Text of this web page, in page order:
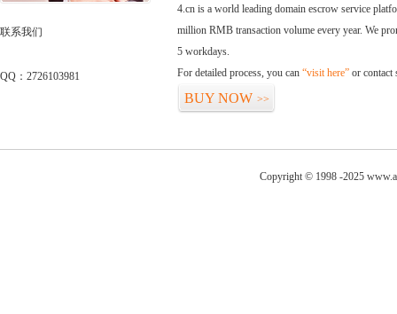
联系我们
QQ：2726103981
4.cn is a world leading domain escrow service
million RMB transaction volume every year. We
5 workdays.
For detailed process, you can “visit here” or contact
BUY NOW >>
Copyright © 1998 -2025